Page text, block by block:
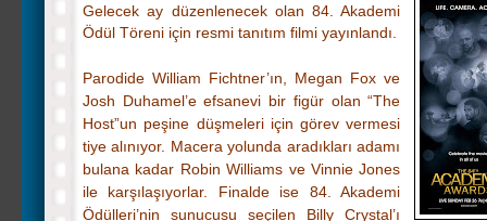
Gelecek ay düzenlenecek olan 84. Akademi
Ödül Töreni için resmi tanıtım filmi yayınlandı.
Parodide William Fichtner’ın, Megan Fox ve
Josh Duhamel’e efsanevi bir figür olan “The
Host”un peşine düşmeleri için görev vermesi
tiye alınıyor. Macera yolunda aradıkları adamı
bulana kadar Robin Williams ve Vinnie Jones
ile karşılaşıyorlar. Finalde ise 84. Akademi
Ödülleri’nin sunucusu seçilen Billy Crystal’ı